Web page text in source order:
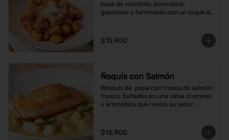
base de vinotinto, pomodoro,
guanciale y terminada con un toque de
$15.900
Ñoquis con Salmón
Ñosquis de  papa con trozos de salmón
fresco, bañados en una salsa cremosa
y aromática que realza su sabor
$16.900